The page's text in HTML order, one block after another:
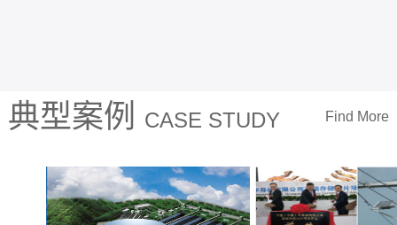
Find More
典型案例 CASE STUDY